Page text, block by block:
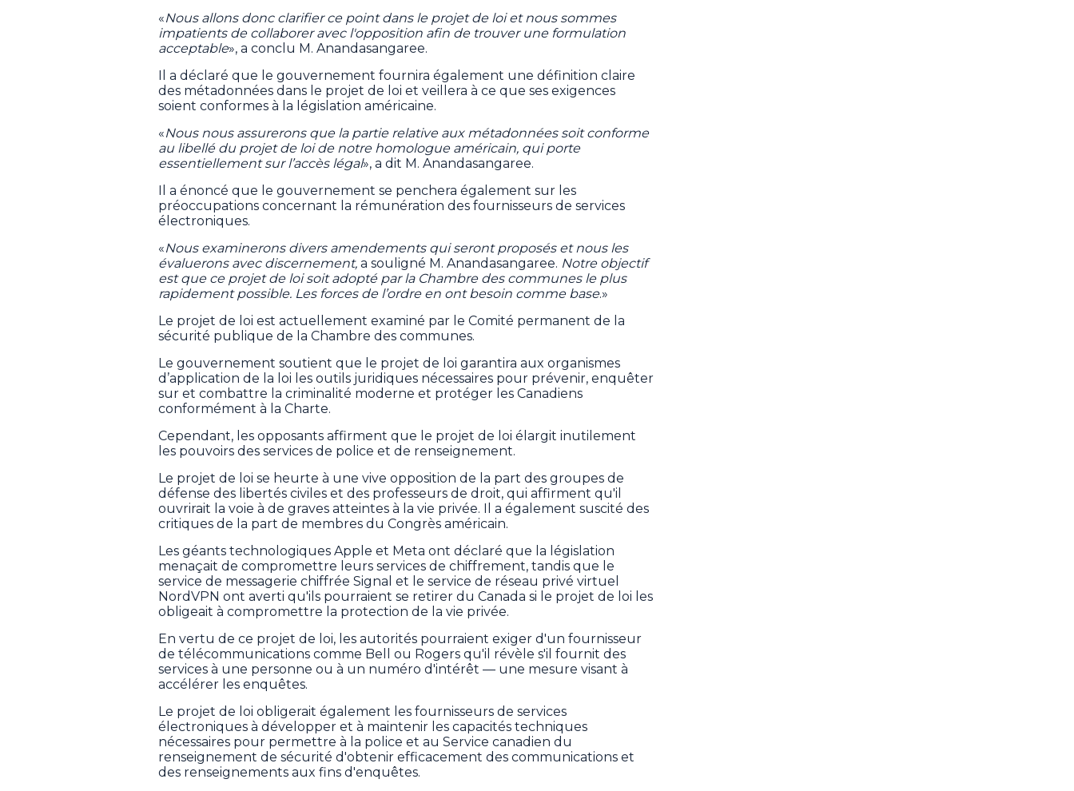
«Nous allons donc clarifier ce point dans le projet de loi et nous sommes
impatients de collaborer avec l'opposition afin de trouver une formulation
acceptable», a conclu M. Anandasangaree.
Il a déclaré que le gouvernement fournira également une définition claire
des métadonnées dans le projet de loi et veillera à ce que ses exigences
soient conformes à la législation américaine.
«Nous nous assurerons que la partie relative aux métadonnées soit conforme
au libellé du projet de loi de notre homologue américain, qui porte
essentiellement sur l’accès légal», a dit M. Anandasangaree.
Il a énoncé que le gouvernement se penchera également sur les
préoccupations concernant la rémunération des fournisseurs de services
électroniques.
«Nous examinerons divers amendements qui seront proposés et nous les
évaluerons avec discernement, a souligné M. Anandasangaree. Notre objectif
est que ce projet de loi soit adopté par la Chambre des communes le plus
rapidement possible. Les forces de l’ordre en ont besoin comme base.»
Le projet de loi est actuellement examiné par le Comité permanent de la
sécurité publique de la Chambre des communes.
Le gouvernement soutient que le projet de loi garantira aux organismes
d’application de la loi les outils juridiques nécessaires pour prévenir, enquêter
sur et combattre la criminalité moderne et protéger les Canadiens
conformément à la Charte.
Cependant, les opposants affirment que le projet de loi élargit inutilement
les pouvoirs des services de police et de renseignement.
Le projet de loi se heurte à une vive opposition de la part des groupes de
défense des libertés civiles et des professeurs de droit, qui affirment qu'il
ouvrirait la voie à de graves atteintes à la vie privée. Il a également suscité des
critiques de la part de membres du Congrès américain.
Les géants technologiques Apple et Meta ont déclaré que la législation
menaçait de compromettre leurs services de chiffrement, tandis que le
service de messagerie chiffrée Signal et le service de réseau privé virtuel
NordVPN ont averti qu'ils pourraient se retirer du Canada si le projet de loi les
obligeait à compromettre la protection de la vie privée.
En vertu de ce projet de loi, les autorités pourraient exiger d'un fournisseur
de télécommunications comme Bell ou Rogers qu'il révèle s'il fournit des
services à une personne ou à un numéro d'intérêt — une mesure visant à
accélérer les enquêtes.
Le projet de loi obligerait également les fournisseurs de services
électroniques à développer et à maintenir les capacités techniques
nécessaires pour permettre à la police et au Service canadien du
renseignement de sécurité d'obtenir efficacement des communications et
des renseignements aux fins d'enquêtes.